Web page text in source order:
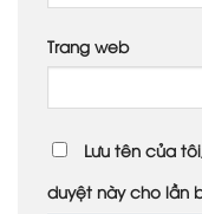
Trang web
Lưu tên của
duyệt này cho lần